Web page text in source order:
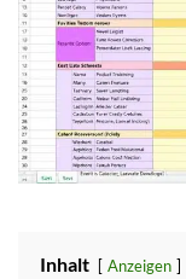
Inhalt Anzeigen